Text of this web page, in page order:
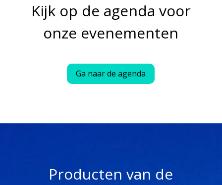
Kijk op de agenda voor
onze evenementen
Ga naar de agenda
Producten van de